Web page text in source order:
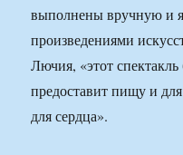
выполнены вручную и
произведениями
Лючия, «этот спектакль
предоставит пищу и
для сердца».